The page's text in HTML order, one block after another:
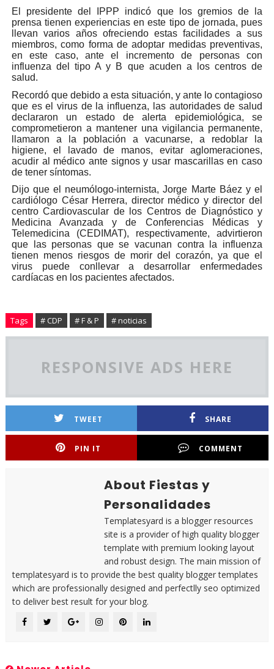
El presidente del IPPP indicó que los gremios de la
prensa tienen experiencias en este tipo de jornada, pues
llevan varios años ofreciendo estas facilidades a sus
miembros, como forma de adoptar medidas preventivas,
en este caso, ante el incremento de personas con
influenza del tipo A y B que acuden a los centros de
salud.
Recordó que debido a esta situación, y ante lo contagioso
que es el virus de la influenza, las autoridades de salud
declararon un estado de alerta epidemiológica, se
comprometieron a mantener una vigilancia permanente,
llamaron a la población a vacunarse, a redoblar la
higiene, el lavado de manos, evitar aglomeraciones,
acudir al médico ante signos y usar mascarillas en caso
de tener síntomas.
Dijo que el neumólogo-internista, Jorge Marte Báez y el
cardiólogo César Herrera, director médico y director del
centro Cardiovascular de los Centros de Diagnóstico y
Medicina Avanzada y de Conferencias Médicas y
Telemedicina (CEDIMAT), respectivamente, advirtieron
que las personas que se vacunan contra la influenza
tienen menos riesgos de morir del corazón, ya que el
virus puede conllevar a desarrollar enfermedades
cardíacas en los pacientes afectados.
Tags # CDP # F & P # noticias
RESPONSIVE ADS HERE
TWEET SHARE
PIN IT COMMENT
About Fiestas y
Personalidades
Templatesyard is a blogger resources
site is a provider of high quality blogger
template with premium looking layout
and robust design. The main mission of
templatesyard is to provide the best quality blogger templates
which are professionally designed and perfectlly seo optimized
to deliver best result for your blog.